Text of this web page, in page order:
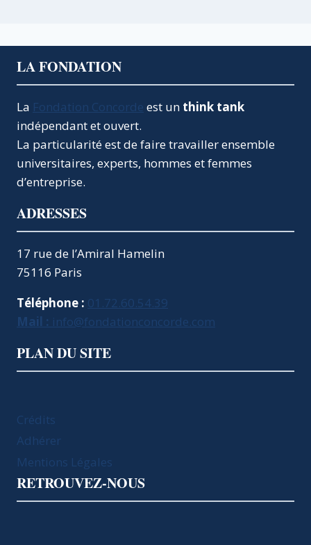
LA FONDATION
La Fondation Concorde est un think tank
indépendant et ouvert.
La particularité est de faire travailler ensemble
universitaires, experts, hommes et femmes
d’entreprise.
ADRESSES
17 rue de l’Amiral Hamelin
75116 Paris
Téléphone : 01.72.60.54.39
Mail : info@fondationconcorde.com
PLAN DU SITE
Crédits
Adhérer
Mentions Légales
RETROUVEZ-NOUS